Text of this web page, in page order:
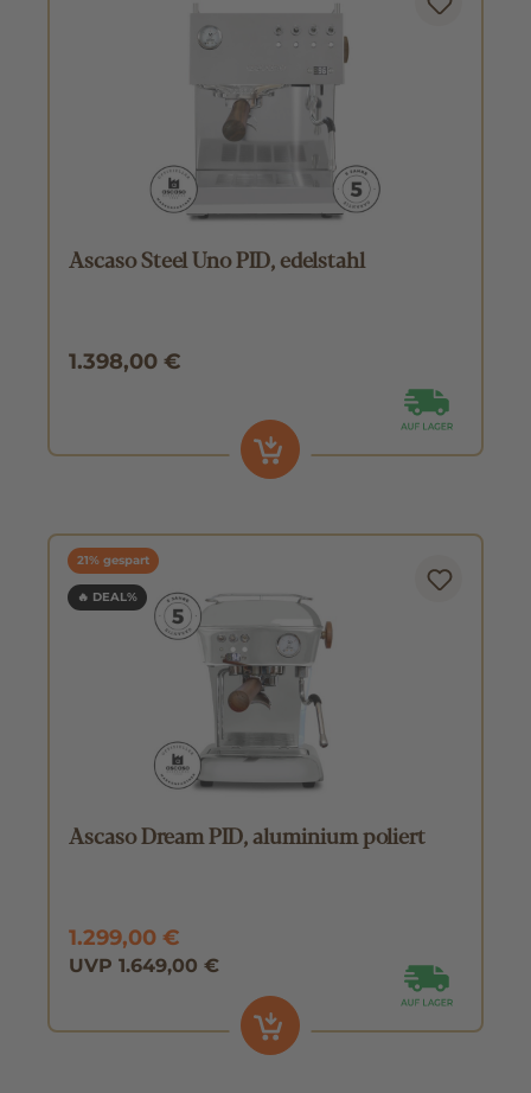
Ascaso Steel Uno PID, edelstahl
1.398,00 €
21% gespart
🔥 DEAL%
Ascaso Dream PID, aluminium poliert
1.299,00 €
UVP 1.649,00 €